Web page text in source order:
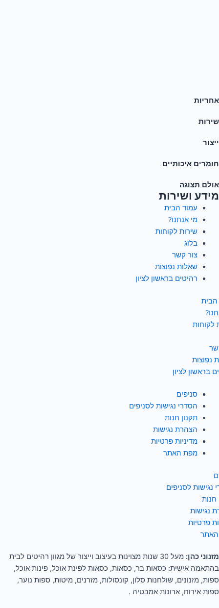
אחריות
שירות
ייצור
חומרים איכותיים
אולם תצוגה
מידע ושירות
עמוד הבית
מי אנחנו?
שירות לקוחות
בלוג
צור קשר
שאלות נפוצות
רהיטים בראשון לציון
הבית
לקוחות
נפוצות
בראשון לציון
סניפים
הסדרי נגישות לסניפים
תקנון חנות
הצהרת נגישות
מדיניות פרטיות
מפת האתר
נגישות לסניפים
חנות
נגישות
פרטיות
מזנוני כהן:
מעל 30 שנות מצוינות בעיצוב וייצור של מגוון רהיטים לבית
בהתאמה אישית: כסאות בר, כסאות, כסאות לפינת אוכל, פינות אוכל,
ספות, מזנונים, שולחנות סלון, קונסולות, מזרנים, מיטות, ספות נוער,
ספות אירוח, ארונות אמבטיה .